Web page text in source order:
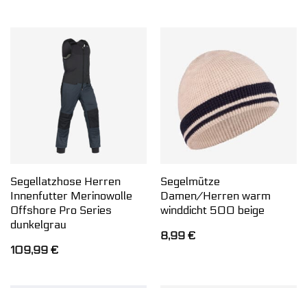
Segellatzhose Herren
Innenfutter Merinowolle
Offshore Pro Series
dunkelgrau
109,99 €
Segelmütze
Damen/Herren warm
winddicht 500 beige
8,99 €